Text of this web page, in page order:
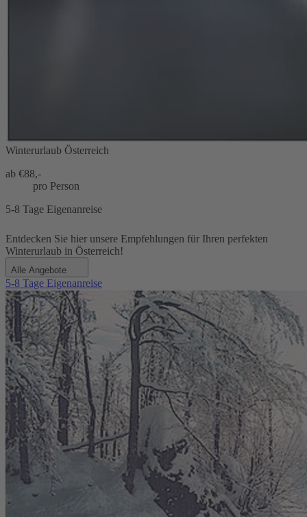
Winterurlaub Österreich
ab €88,-
pro Person
5-8 Tage Eigenanreise
Entdecken Sie hier unsere Empfehlungen für Ihren perfekten
Winterurlaub in Österreich!
Alle Angebote
5-8 Tage Eigenanreise